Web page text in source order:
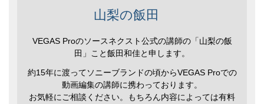
山梨の飯田
VEGAS Proのソースネクスト公式の講師の「山梨の飯
田」こと飯田和佳と申します。
約15年に渡ってソニーブランドの頃からVEGAS Proでの
動画編集の講師に携わっております。
お気軽にご相談ください。もちろん内容によっては有料